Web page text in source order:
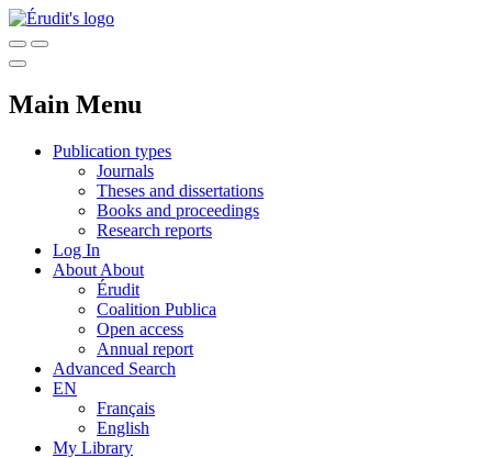
Main Menu
Publication types
Journals
Theses and dissertations
Books and proceedings
Research reports
Log In
About About
Érudit
Coalition Publica
Open access
Annual report
Advanced Search
EN
Français
English
My Library